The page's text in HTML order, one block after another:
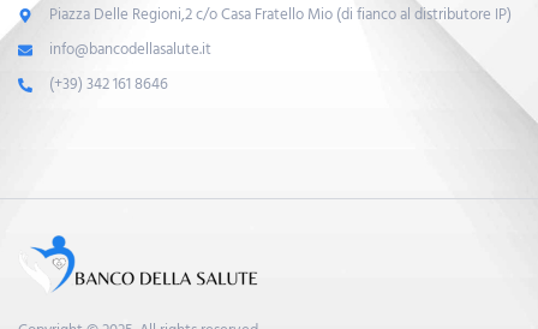
Piazza Delle Regioni,2 c/o Casa Fratello Mio (di fianco al distributore IP)
info@bancodellasalute.it
(+39) 342 161 8646